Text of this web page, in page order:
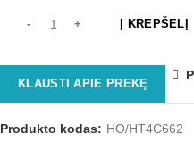
Į KREPŠELĮ
KLAUSTI APIE PREKĘ
Produkto kodas: HO/HT4C662